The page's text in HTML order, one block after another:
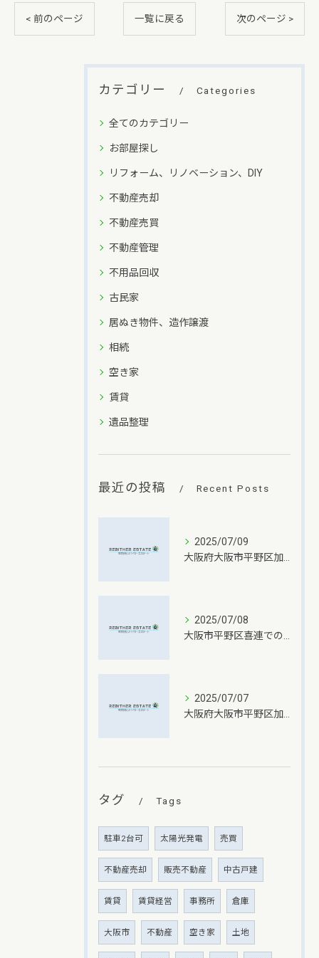
< 前のページ 一覧に戻る 次のページ >
カテゴリー Categories
全てのカテゴリー
お部屋探し
リフォーム、リノベーション、DIY
不動産売却
不動産売買
不動産管理
不用品回収
古民家
居ぬき物件、造作譲渡
相続
空き家
賃貸
遺品整理
最近の投稿 Recent Posts
2025/07/09
2025/07/08
2025/07/07
タグ Tags
駐車2台可 太陽光発電 売買
不動産売却 販売不動産 中古戸建
賃貸 賃貸経営 事務所 倉庫
大阪市 不動産 空き家 土地